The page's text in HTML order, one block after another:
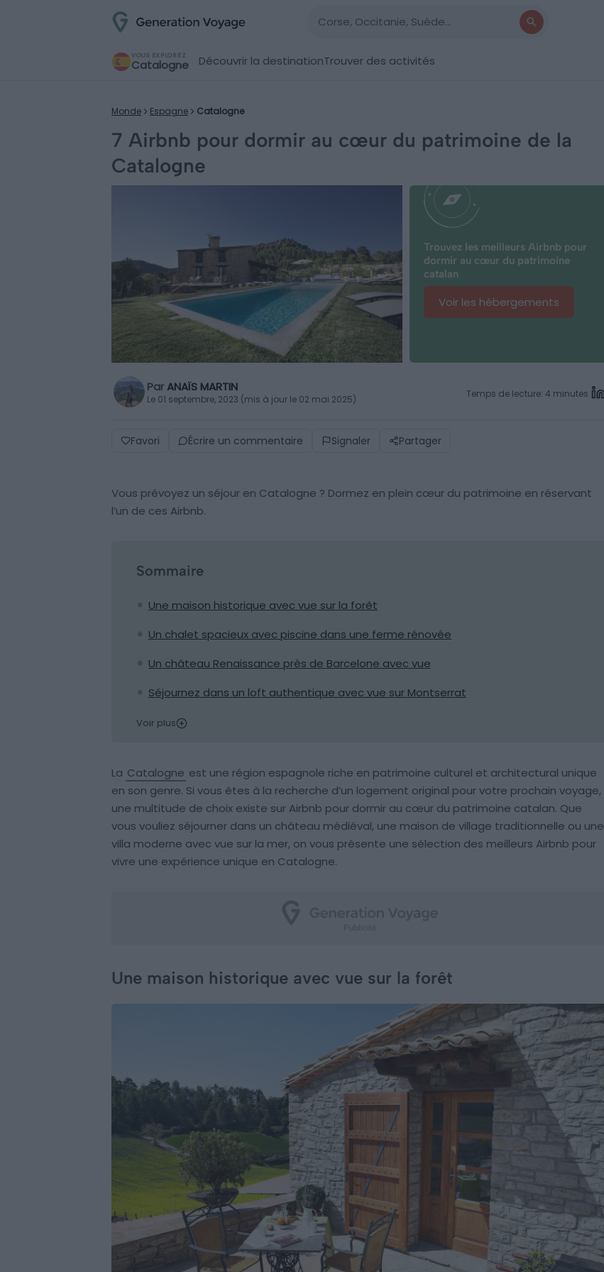
VOUS EXPLOREZ
Catalogne Découvrir la destinationTrouver des activités
Monde Espagne Catalogne
7 Airbnb pour dormir au cœur du patrimoine de la
Catalogne
Trouvez les meilleurs Airbnb pour
dormir au cœur du patrimoine
catalan
Voir les hébergements
ParANAÏS MARTIN
Le 01 septembre, 2023 (mis à jour le 02 mai 2025) Temps de lecture: 4 minutes
Favori Écrire un commentaire Signaler Partager
Vous prévoyez un séjour en Catalogne ? Dormez en plein cœur du patrimoine en réservant
l’un de ces Airbnb.
Sommaire
Une maison historique avec vue sur la forêt
Un chalet spacieux avec piscine dans une ferme rénovée
Un château Renaissance près de Barcelone avec vue
Séjournez dans un loft authentique avec vue sur Montserrat
Voir plus
La Catalogne est une région espagnole riche en patrimoine culturel et architectural unique
en son genre. Si vous êtes à la recherche d’un logement original pour votre prochain voyage,
une multitude de choix existe sur Airbnb pour dormir au cœur du patrimoine catalan. Que
vous vouliez séjourner dans un château médiéval, une maison de village traditionnelle ou une
villa moderne avec vue sur la mer, on vous présente une sélection des meilleurs Airbnb pour
vivre une expérience unique en Catalogne.
Une maison historique avec vue sur la forêt